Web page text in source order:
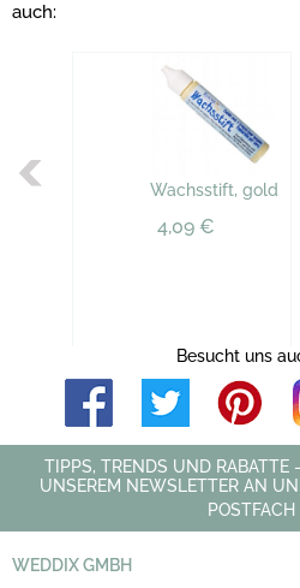
auch:
Wachsstift, gold
4,09 €
Besucht uns
TIPPS, TRENDS UND RABATTE
UNSEREM NEWSLETTER AN
POSTFACH
WEDDIX GMBH